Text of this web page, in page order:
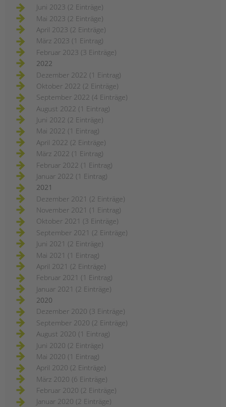
Juni 2023 (2 Einträge)
Mai 2023 (2 Einträge)
April 2023 (2 Einträge)
März 2023 (1 Eintrag)
Februar 2023 (3 Einträge)
2022
Dezember 2022 (1 Eintrag)
Oktober 2022 (2 Einträge)
September 2022 (4 Einträge)
August 2022 (1 Eintrag)
Juni 2022 (2 Einträge)
Mai 2022 (1 Eintrag)
April 2022 (2 Einträge)
März 2022 (1 Eintrag)
Februar 2022 (1 Eintrag)
Januar 2022 (1 Eintrag)
2021
Dezember 2021 (2 Einträge)
November 2021 (1 Eintrag)
Oktober 2021 (3 Einträge)
September 2021 (2 Einträge)
Juni 2021 (2 Einträge)
Mai 2021 (1 Eintrag)
April 2021 (2 Einträge)
Februar 2021 (1 Eintrag)
Januar 2021 (2 Einträge)
2020
Dezember 2020 (3 Einträge)
September 2020 (2 Einträge)
August 2020 (1 Eintrag)
Juni 2020 (2 Einträge)
Mai 2020 (1 Eintrag)
April 2020 (2 Einträge)
März 2020 (6 Einträge)
Februar 2020 (2 Einträge)
Januar 2020 (2 Einträge)